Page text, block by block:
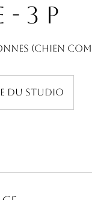
3 p
(chien
du studio